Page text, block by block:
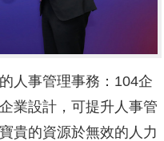
人事管理事務：104企
業設計，可提升人事管
貴的資源於無效的人力